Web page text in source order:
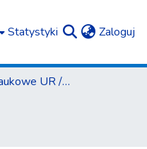
Statystyki Zaloguj
Czasopisma naukowe UR / Scientific Journals